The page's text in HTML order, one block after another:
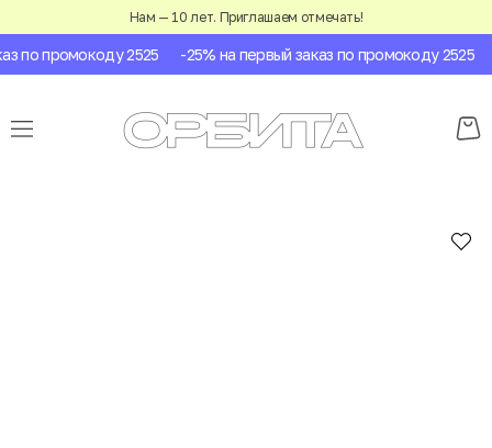
Нам — 10 лет. Приглашаем отмечать!
по промокоду 2525 -25% на первый заказ по промокоду 2525